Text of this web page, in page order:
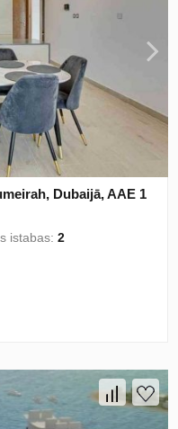
Dubaijā, AAE 1
istabas:2